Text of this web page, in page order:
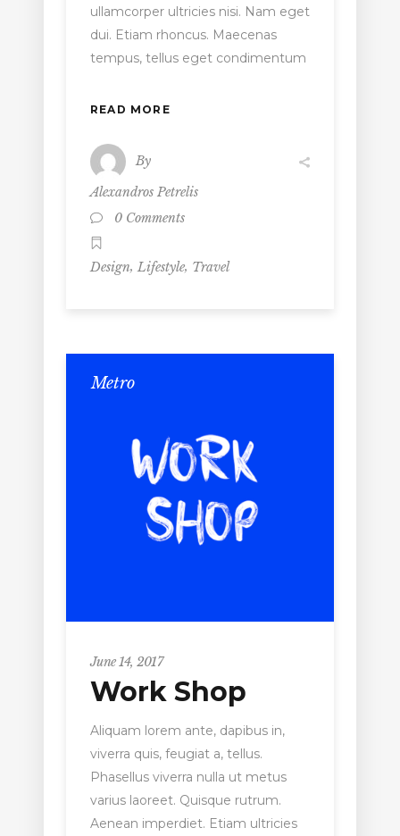
ullamcorper ultricies nisi. Nam eget
dui. Etiam rhoncus. Maecenas
tempus, tellus eget condimentum
READ MORE
By
Alexandros Petrelis
0 Comments
Design, Lifestyle, Travel
Metro
June 14, 2017
Work Shop
Aliquam lorem ante, dapibus in,
viverra quis, feugiat a, tellus.
Phasellus viverra nulla ut metus
varius laoreet. Quisque rutrum.
Aenean imperdiet. Etiam ultricies